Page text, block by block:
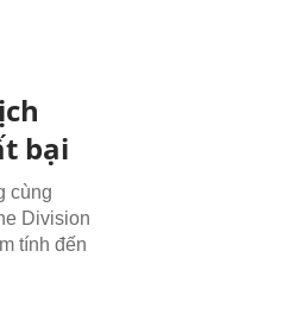
bại
cùng
Division
tính đến